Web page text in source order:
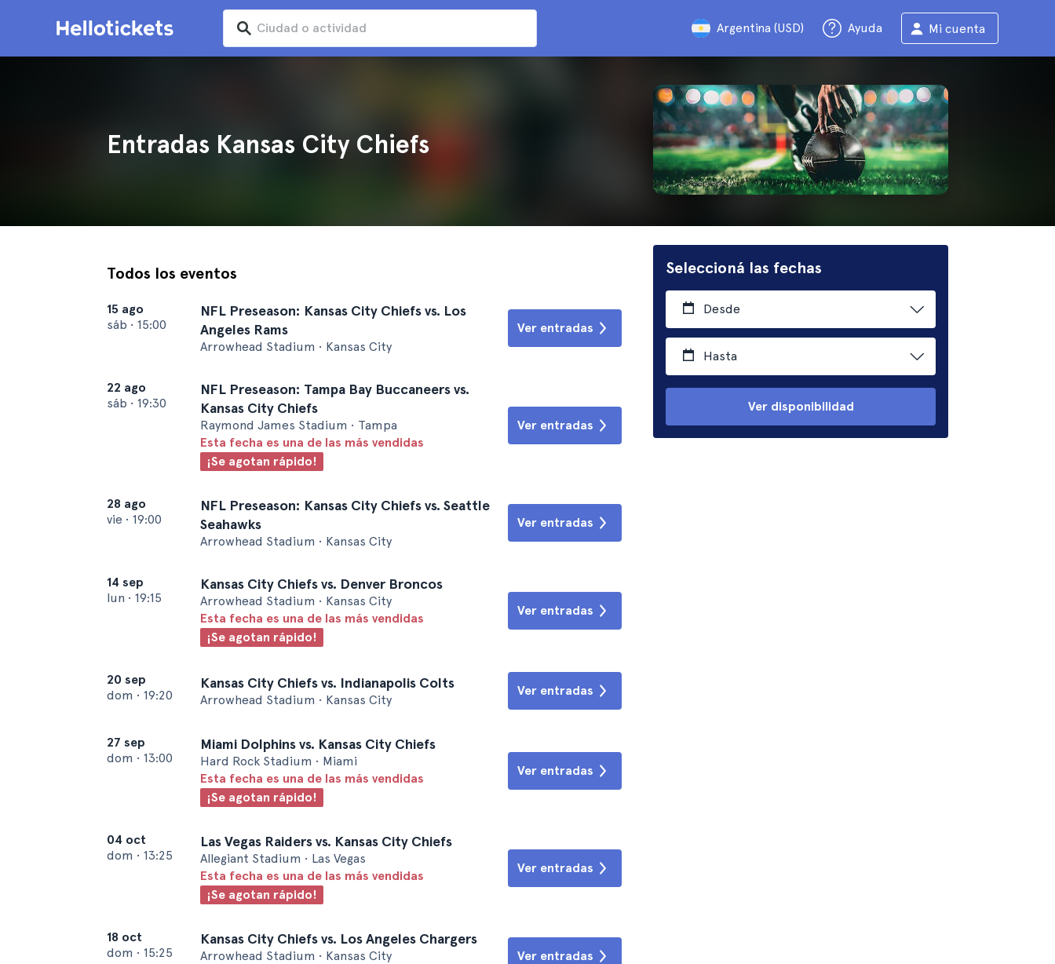
Argentina (USD) Ayuda Mi cuenta
Entradas Kansas City Chiefs
Seleccioná las fechas
Desde
Hasta
Ver disponibilidad
Todos los eventos
15 ago
sáb • 15:00
NFL Preseason: Kansas City Chiefs vs. Los
Angeles Rams
Arrowhead Stadium • Kansas City
Ver entradas
22 ago
sáb • 19:30
NFL Preseason: Tampa Bay Buccaneers vs.
Kansas City Chiefs
Raymond James Stadium • Tampa
Esta fecha es una de las más vendidas
¡Se agotan rápido!
Ver entradas
28 ago
vie • 19:00
NFL Preseason: Kansas City Chiefs vs. Seattle
Seahawks
Arrowhead Stadium • Kansas City
Ver entradas
14 sep
lun • 19:15
Kansas City Chiefs vs. Denver Broncos
Arrowhead Stadium • Kansas City
Esta fecha es una de las más vendidas
¡Se agotan rápido!
Ver entradas
20 sep
dom • 19:20
Kansas City Chiefs vs. Indianapolis Colts
Arrowhead Stadium • Kansas City
Ver entradas
27 sep
dom • 13:00
Miami Dolphins vs. Kansas City Chiefs
Hard Rock Stadium • Miami
Esta fecha es una de las más vendidas
¡Se agotan rápido!
Ver entradas
04 oct
dom • 13:25
Las Vegas Raiders vs. Kansas City Chiefs
Allegiant Stadium • Las Vegas
Esta fecha es una de las más vendidas
¡Se agotan rápido!
Ver entradas
18 oct
dom • 15:25
Kansas City Chiefs vs. Los Angeles Chargers
Arrowhead Stadium • Kansas City
Ver entradas